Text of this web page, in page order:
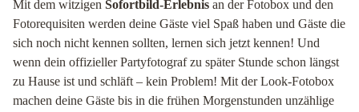
Mit dem witzigen Sofortbild-Erlebnis an der Fotobox und den
Fotorequisiten werden deine Gäste viel Spaß haben und Gäste die
sich noch nicht kennen sollten, lernen sich jetzt kennen! Und
wenn dein offizieller Partyfotograf zu später Stunde schon längst
zu Hause ist und schläft – kein Problem! Mit der Look-Fotobox
machen deine Gäste bis in die frühen Morgenstunden unzählige